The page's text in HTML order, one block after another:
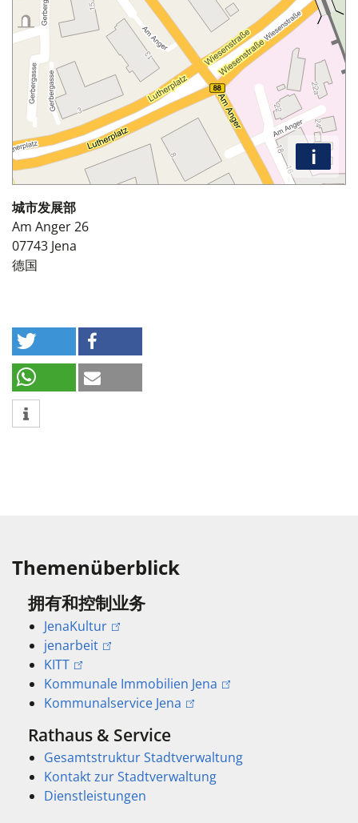
i
城市发展部
Am Anger 26
07743 Jena
德国
Themenüberblick
拥有和控制业务
JenaKultur
jenarbeit
KITT
Kommunale Immobilien Jena
Kommunalservice Jena
Rathaus & Service
Gesamtstruktur Stadtverwaltung
Kontakt zur Stadtverwaltung
Dienstleistungen